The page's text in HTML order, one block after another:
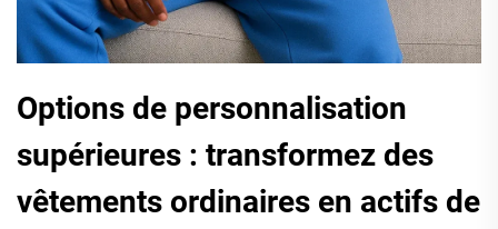
Options de personnalisation
supérieures : transformez des
vêtements ordinaires en actifs de